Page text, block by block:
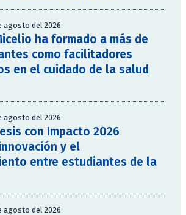
agosto del 2026
ha formado a más de
como facilitadores
en el cuidado de la salud
agosto del 2026
con Impacto 2026
y el
entre estudiantes de la
agosto del 2026